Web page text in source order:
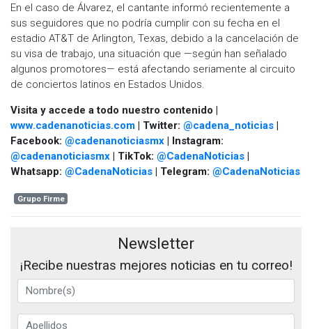
En el caso de Álvarez, el cantante informó recientemente a
sus seguidores que no podría cumplir con su fecha en el
estadio AT&T de Arlington, Texas, debido a la cancelación de
su visa de trabajo, una situación que —según han señalado
algunos promotores— está afectando seriamente al circuito
de conciertos latinos en Estados Unidos.
Visita y accede a todo nuestro contenido |
www.cadenanoticias.com | Twitter: @cadena_noticias |
Facebook: @cadenanoticiasmx | Instagram:
@cadenanoticiasmx | TikTok: @CadenaNoticias |
Whatsapp: @CadenaNoticias | Telegram: @CadenaNoticias
Grupo Firme
Newsletter
¡Recibe nuestras mejores noticias en tu correo!